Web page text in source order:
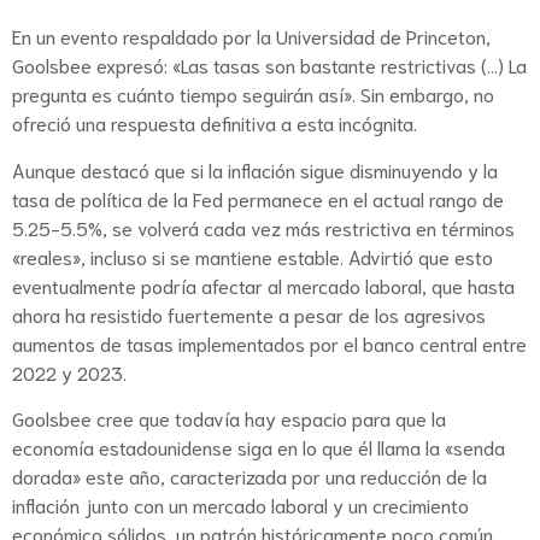
En un evento respaldado por la Universidad de Princeton,
Goolsbee expresó: «Las tasas son bastante restrictivas (…) La
pregunta es cuánto tiempo seguirán así». Sin embargo, no
ofreció una respuesta definitiva a esta incógnita.
Aunque destacó que si la inflación sigue disminuyendo y la
tasa de política de la Fed permanece en el actual rango de
5.25-5.5%, se volverá cada vez más restrictiva en términos
«reales», incluso si se mantiene estable. Advirtió que esto
eventualmente podría afectar al mercado laboral, que hasta
ahora ha resistido fuertemente a pesar de los agresivos
aumentos de tasas implementados por el banco central entre
2022 y 2023.
Goolsbee cree que todavía hay espacio para que la
economía estadounidense siga en lo que él llama la «senda
dorada» este año, caracterizada por una reducción de la
inflación junto con un mercado laboral y un crecimiento
económico sólidos, un patrón históricamente poco común.